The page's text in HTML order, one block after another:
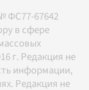
ФС77-67642
в сфере
г. Редакция не
информации,
Редакция не